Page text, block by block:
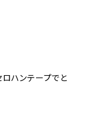
ロハンテープでと